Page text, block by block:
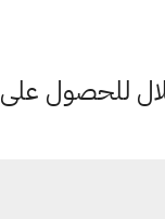
للحصول على